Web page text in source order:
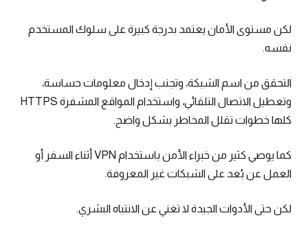
لكن مستوى الأمان يعتمد بدرجة كبيرة على سلوك المستخدم
نفسه.
التحقق من اسم الشبكة، وتجنب إدخال معلومات حساسة،
وتعطيل الاتصال التلقائي، واستخدام المواقع المشفرة HTTPS
كلها خطوات تقلل المخاطر بشكل واضح.
كما يوصي كثير من خبراء الأمن باستخدام VPN أثناء السفر أو
العمل عن بُعد على الشبكات غير المعروفة.
لكن حتى الأدوات الجيدة لا تغني عن الانتباه البشري.